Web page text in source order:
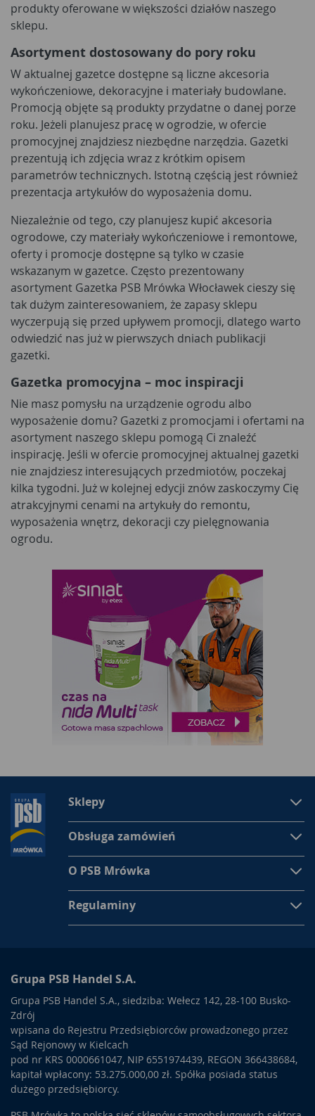
produkty oferowane w większości działów naszego
sklepu.
Asortyment dostosowany do pory roku
W aktualnej gazetce dostępne są liczne akcesoria
wykończeniowe, dekoracyjne i materiały budowlane.
Promocją objęte są produkty przydatne o danej porze
roku. Jeżeli planujesz pracę w ogrodzie, w ofercie
promocyjnej znajdziesz niezbędne narzędzia. Gazetki
prezentują ich zdjęcia wraz z krótkim opisem
parametrów technicznych. Istotną częścią jest również
prezentacja artykułów do wyposażenia domu.
Niezależnie od tego, czy planujesz kupić akcesoria
ogrodowe, czy materiały wykończeniowe i remontowe,
oferty i promocje dostępne są tylko w czasie
wskazanym w gazetce. Często prezentowany
asortyment Gazetka PSB Mrówka Włocławek cieszy się
tak dużym zainteresowaniem, że zapasy sklepu
wyczerpują się przed upływem promocji, dlatego warto
odwiedzić nas już w pierwszych dniach publikacji
gazetki.
Gazetka promocyjna – moc inspiracji
Nie masz pomysłu na urządzenie ogrodu albo
wyposażenie domu? Gazetki z promocjami i ofertami na
asortyment naszego sklepu pomogą Ci znaleźć
inspirację. Jeśli w ofercie promocyjnej aktualnej gazetki
nie znajdziesz interesujących przedmiotów, poczekaj
kilka tygodni. Już w kolejnej edycji znów zaskoczymy Cię
atrakcyjnymi cenami na artykuły do remontu,
wyposażenia wnętrz, dekoracji czy pielęgnowania
ogrodu.
Sklepy
Obsługa zamówień
O PSB Mrówka
Regulaminy
Grupa PSB Handel S.A.
Grupa PSB Handel S.A., siedziba: Wełecz 142, 28-100 Busko-
Zdrój
wpisana do Rejestru Przedsiębiorców prowadzonego przez
Sąd Rejonowy w Kielcach
pod nr KRS 0000661047, NIP 6551974439, REGON 366438684,
kapitał wpłacony: 53.275.000,00 zł. Spółka posiada status
dużego przedsiębiorcy.